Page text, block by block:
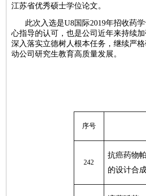
江苏省优秀硕士学位论文。
此次入选是U8国际2019年招收药
心指导的认可，也是公司近年来持续
深入落实立德树人根本任务，继续严
动公司研究生教育高质量发展。
序号
242
抗癌药物
的设计合